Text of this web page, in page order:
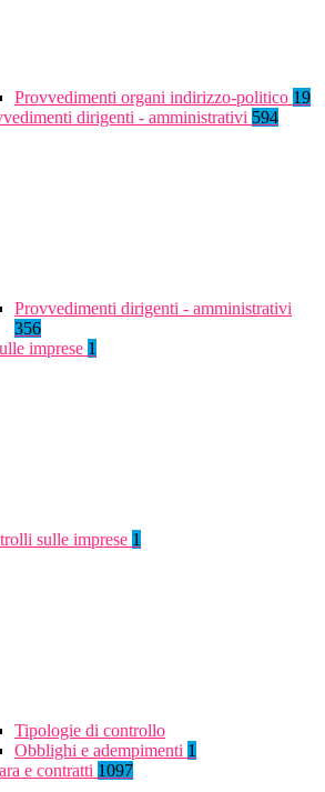
Provvedimenti organi indirizzo-politico 19
dirigenti - amministrativi 594
Provvedimenti dirigenti - amministrativi
356
imprese 1
sulle imprese 1
Tipologie di controllo
Obblighi e adempimenti 1
e contratti 1097